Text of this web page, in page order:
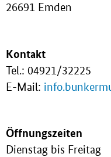
26691 Emden
Kontakt
Tel.: 04921/32225
E-Mail:
Öffnungszeiten
Dienstag bis Freitag